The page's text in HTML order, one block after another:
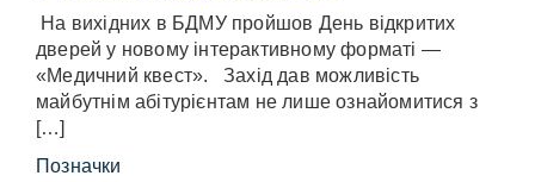
На вихідних в БДМУ пройшов День відкритих
дверей у новому інтерактивному форматі —
«Медичний квест». Захід дав можливість
майбутнім абітурієнтам не лише ознайомитися з
[…]
Позначки